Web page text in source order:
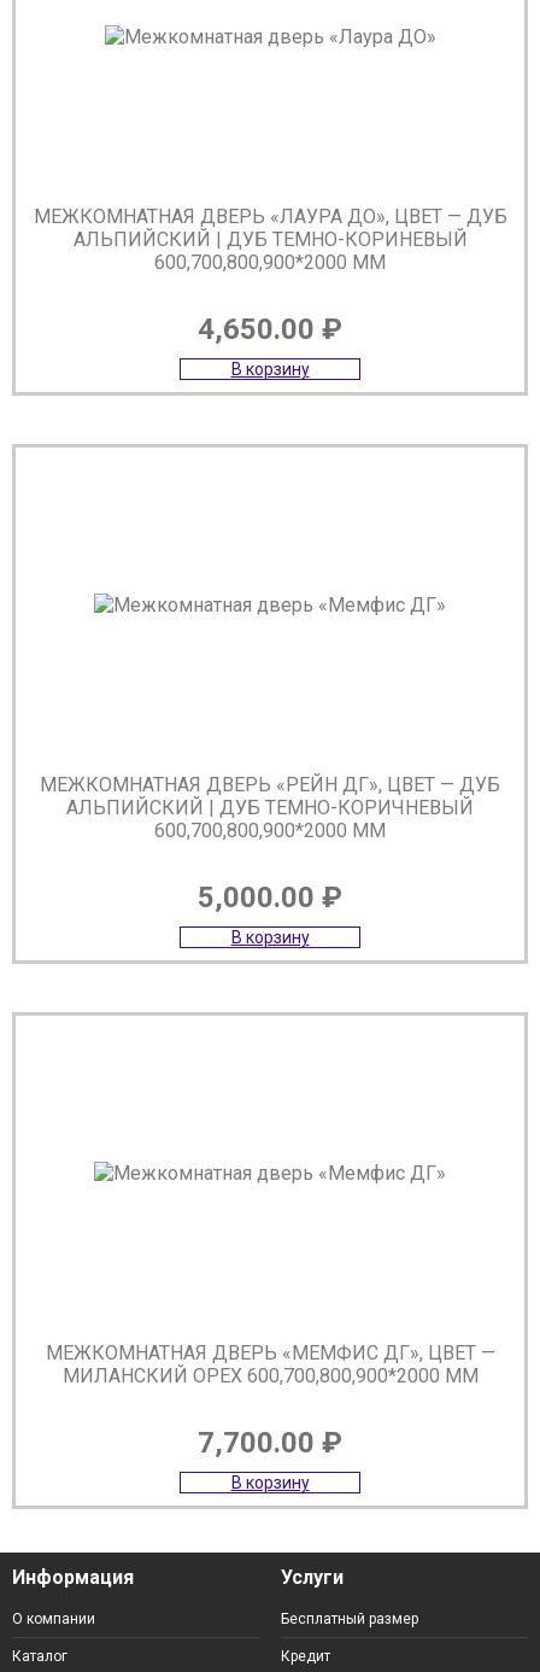
МЕЖКОМНАТНАЯ ДВЕРЬ «ЛАУРА ДО», ЦВЕТ — ДУБ
АЛЬПИЙСКИЙ | ДУБ ТЕМНО-КОРИНЕВЫЙ
600,700,800,900*2000 ММ
4,650.00 ₽
В корзину
МЕЖКОМНАТНАЯ ДВЕРЬ «РЕЙН ДГ», ЦВЕТ — ДУБ
АЛЬПИЙСКИЙ | ДУБ ТЕМНО-КОРИЧНЕВЫЙ
600,700,800,900*2000 ММ
5,000.00 ₽
В корзину
МЕЖКОМНАТНАЯ ДВЕРЬ «МЕМФИС ДГ», ЦВЕТ —
МИЛАНСКИЙ ОРЕХ 600,700,800,900*2000 ММ
7,700.00 ₽
В корзину
Информация
О компании
Каталог
Услуги
Бесплатный размер
Кредит